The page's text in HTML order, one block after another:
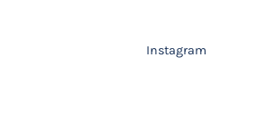
Instagram